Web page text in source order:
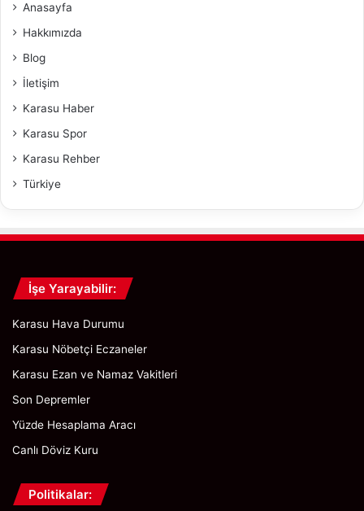
r Anasayfa
Hakkımızda
Blog
İletişim
Karasu Haber
Karasu Spor
Karasu Rehber
Türkiye
İşe Yarayabilir:
Karasu Hava Durumu
Karasu Nöbetçi Eczaneler
Karasu Ezan ve Namaz Vakitleri
Son Depremler
Yüzde Hesaplama Aracı
Canlı Döviz Kuru
Politikalar: